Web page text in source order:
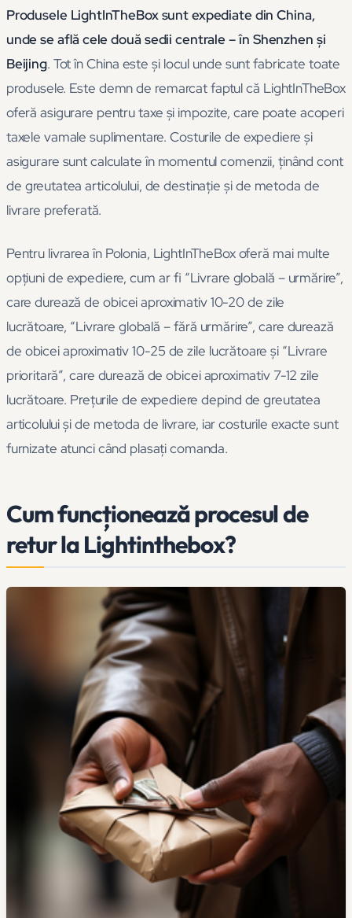
Produsele LightInTheBox sunt expediate din China,
unde se află cele două sedii centrale – în Shenzhen și
Beijing. Tot în China este și locul unde sunt fabricate toate
produsele. Este demn de remarcat faptul că LightInTheBox
oferă asigurare pentru taxe și impozite, care poate acoperi
taxele vamale suplimentare. Costurile de expediere și
asigurare sunt calculate în momentul comenzii, ținând cont
de greutatea articolului, de destinație și de metoda de
livrare preferată.
Pentru livrarea în Polonia, LightInTheBox oferă mai multe
opțiuni de expediere, cum ar fi “Livrare globală – urmărire”,
care durează de obicei aproximativ 10-20 de zile
lucrătoare, “Livrare globală – fără urmărire”, care durează
de obicei aproximativ 10-25 de zile lucrătoare și “Livrare
prioritară”, care durează de obicei aproximativ 7-12 zile
lucrătoare. Prețurile de expediere depind de greutatea
articolului și de metoda de livrare, iar costurile exacte sunt
furnizate atunci când plasați comanda.
Cum funcționează procesul de
retur la Lightinthebox?